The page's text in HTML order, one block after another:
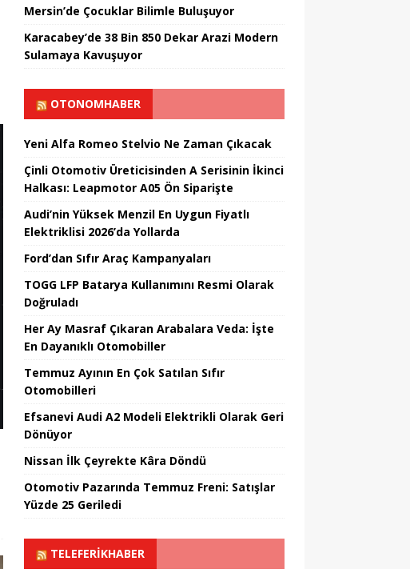
Mersin’de Çocuklar Bilimle Buluşuyor
Karacabey’de 38 Bin 850 Dekar Arazi Modern
Sulamaya Kavuşuyor
OTONOMHABER
Yeni Alfa Romeo Stelvio Ne Zaman Çıkacak
Çinli Otomotiv Üreticisinden A Serisinin İkinci
Halkası: Leapmotor A05 Ön Siparişte
Audi’nin Yüksek Menzil En Uygun Fiyatlı
Elektriklisi 2026’da Yollarda
Ford’dan Sıfır Araç Kampanyaları
TOGG LFP Batarya Kullanımını Resmi Olarak
Doğruladı
Her Ay Masraf Çıkaran Arabalara Veda: İşte
En Dayanıklı Otomobiller
Temmuz Ayının En Çok Satılan Sıfır
Otomobilleri
Efsanevi Audi A2 Modeli Elektrikli Olarak Geri
Dönüyor
Nissan İlk Çeyrekte Kâra Döndü
Otomotiv Pazarında Temmuz Freni: Satışlar
Yüzde 25 Geriledi
TELEFERIKHABER